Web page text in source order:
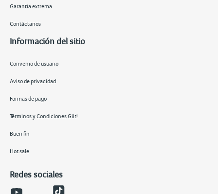
Garantía extrema
Contáctanos
Información del sitio
Convenio de usuario
Aviso de privacidad
Formas de pago
Términos y Condiciones Giit!
Buen fin
Hot sale
Redes sociales